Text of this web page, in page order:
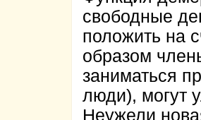
свободные
положить на
образом
заниматься
люди), могут
Неужели